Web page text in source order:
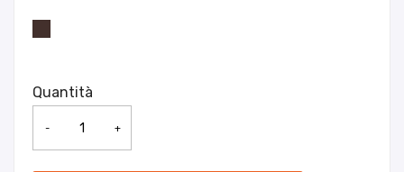
Quantità
- +